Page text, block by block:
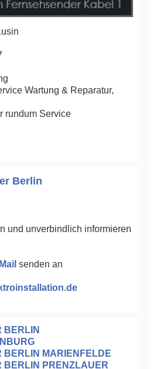
Wartung & Reparatur,
rundum Service
Berlin
und unverbindlich informieren
senden an
BERLIN
BERLIN MARIENFELDE
BERLIN PRENZLAUER